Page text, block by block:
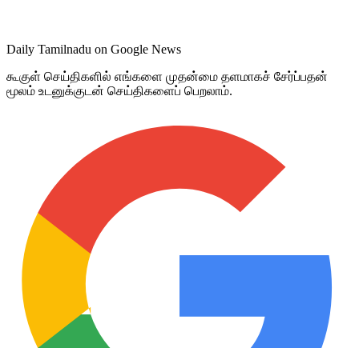
Daily Tamilnadu on Google News
கூகுள் செய்திகளில் எங்களை முதன்மை தளமாகச் சேர்ப்பதன்
மூலம் உடனுக்குடன் செய்திகளைப் பெறலாம்.